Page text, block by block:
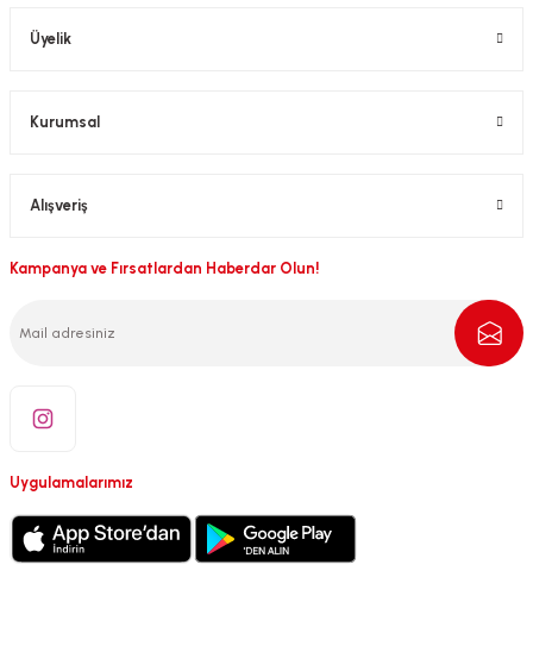
Üyelik
Kurumsal
Alışveriş
Kampanya ve Fırsatlardan Haberdar Olun!
Uygulamalarımız